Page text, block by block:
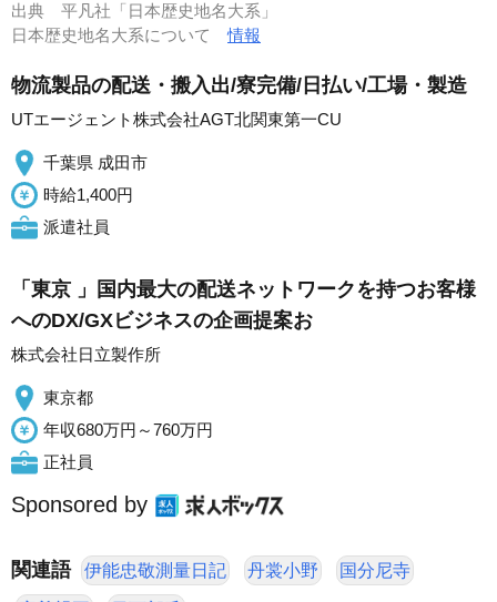
出典 平凡社「日本歴史地名大系」
日本歴史地名大系について情報
物流製品の配送・搬入出/寮完備/日払い/工場・製造
UTエージェント株式会社AGT北関東第一CU
千葉県 成田市
時給1,400円
派遣社員
「東京 」国内最大の配送ネットワークを持つお客様
へのDX/GXビジネスの企画提案お
株式会社日立製作所
東京都
年収680万円～760万円
正社員
Sponsored by
関連語 伊能忠敬測量日記 丹裳小野 国分尼寺